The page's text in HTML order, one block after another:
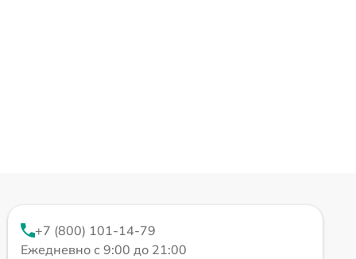
+7 (800) 101-14-79
Ежедневно с 9:00 до 21:00